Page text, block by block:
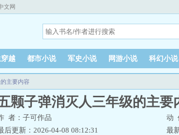
文网
越 都市小说 军史小说 网游小说 科幻小说
主要内容
颗子弹消灭人三年级的主要
者：子可作品 动
后更新：2026-04-08 08:12:31
最